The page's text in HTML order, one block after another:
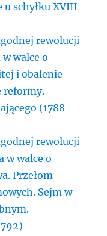
u schyłku XVIII
rewolucji
walce o
i obalenie
reformy.
(1788-
rewolucji
w walce o
Przełom
Sejm w